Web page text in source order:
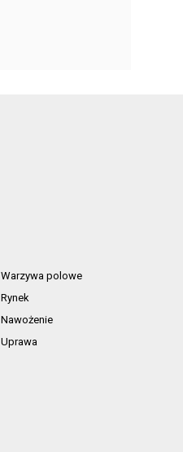
Warzywa polowe
Rynek
Nawożenie
Uprawa